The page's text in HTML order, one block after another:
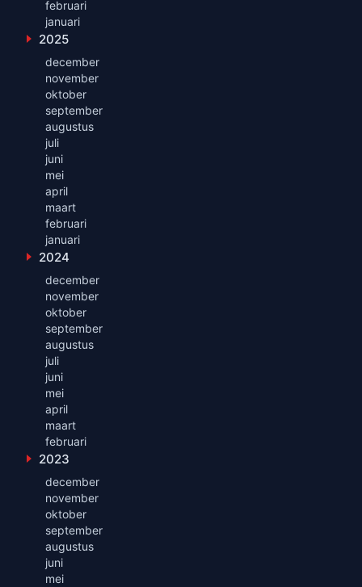
februari
januari
Toon maanden uit 2025
2025
december
november
oktober
september
augustus
juli
juni
mei
april
maart
februari
januari
Toon maanden uit 2024
2024
december
november
oktober
september
augustus
juli
juni
mei
april
maart
februari
Toon maanden uit 2023
2023
december
november
oktober
september
augustus
juni
mei